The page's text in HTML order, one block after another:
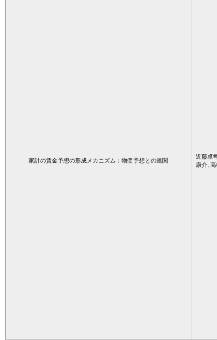
家計の賃金予想の形成メカニズム：物価予想との連関
近藤卓
康介,